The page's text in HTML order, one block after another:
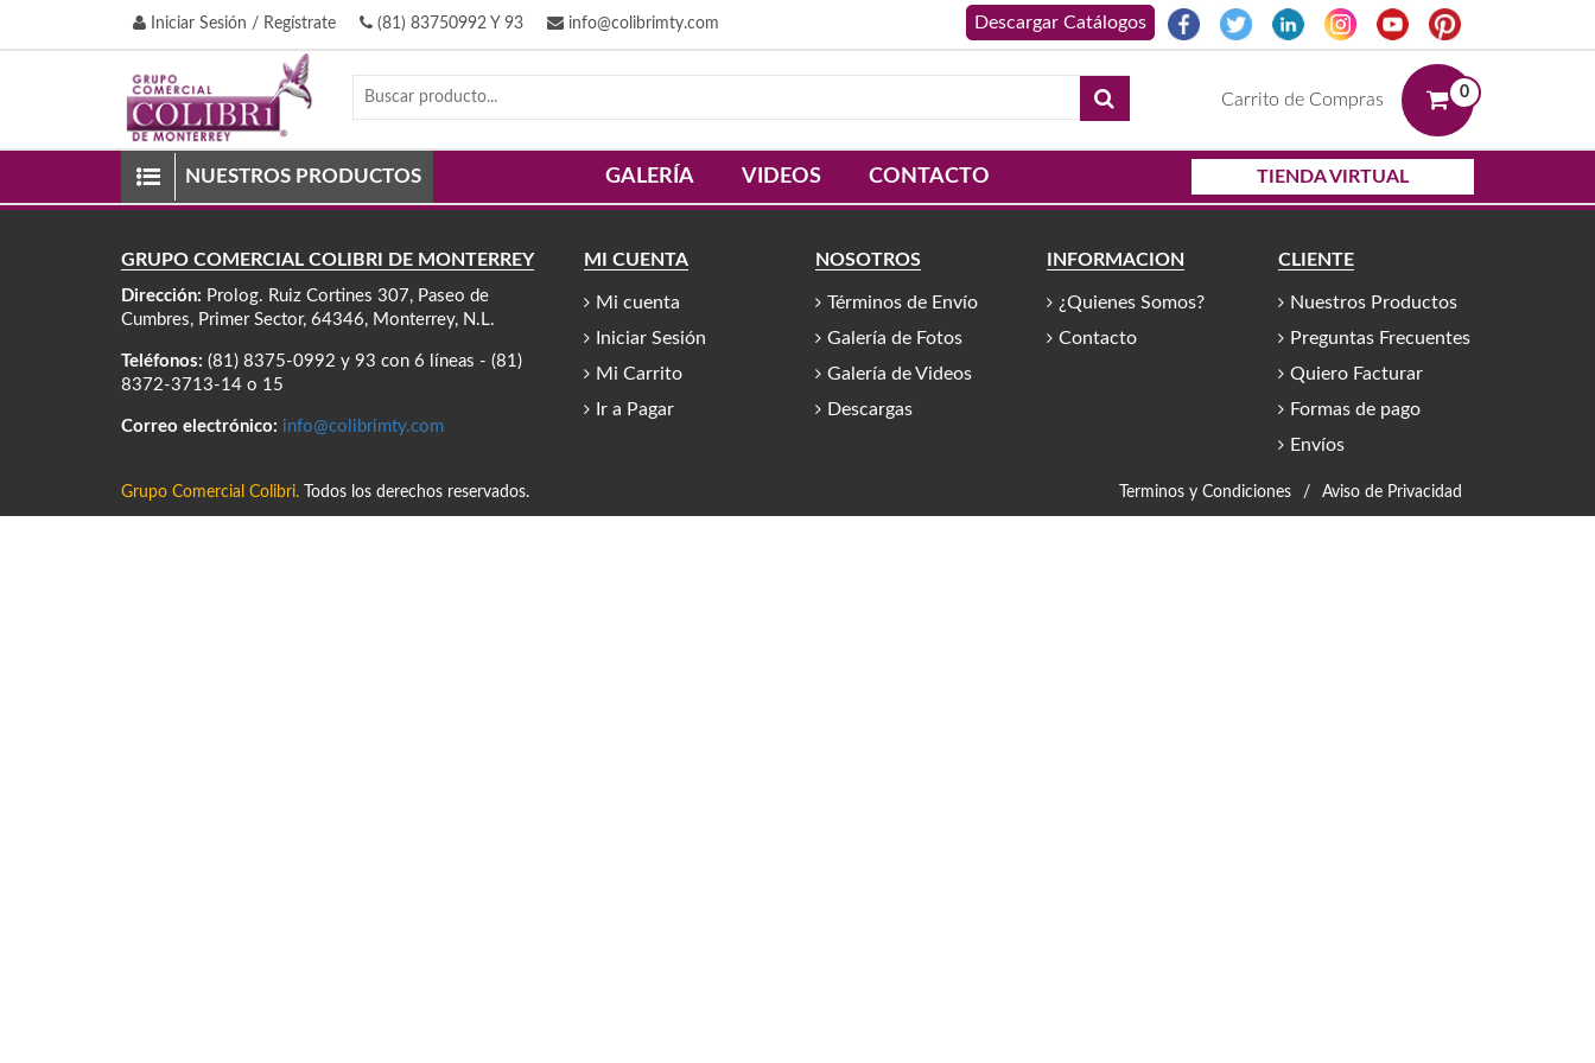
Iniciar Sesión / Regístrate (81) 83750992 Y 93 info@colibrimty.com
Carrito de Compras 0
NUESTROS PRODUCTOS GALERÍA VIDEOS CONTACTO TIENDA VIRTUAL
GRUPO COMERCIAL COLIBRÍ DE MONTERREY
Dirección: Prolog. Ruiz Cortines 307, Paseo de
Cumbres, Primer Sector, 64346, Monterrey, N.L.
Teléfonos: (81) 8375-0992 y 93 con 6 líneas - (81)
8372-3713-14 o 15
Correo electrónico: info@colibrimty.com
MI CUENTA
Mi cuenta
Iniciar Sesión
Mi Carrito
Ir a Pagar
NOSOTROS
Términos de Envío
Galería de Fotos
Galería de Videos
Descargas
INFORMACIÓN
¿Quienes Somos?
Contacto
CLIENTE
Nuestros Productos
Preguntas Frecuentes
Quiero Facturar
Formas de pago
Envíos
Grupo Comercial Colibri. Todos los derechos reservados. Aviso de Privacidad
/
Terminos y Condiciones